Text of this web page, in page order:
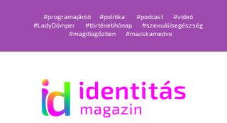
#programajánló #politika #podcast
#videó
#LadyDömper
#történetihónap
#szexuálisegészség
#magdiagőzben
#macskamedve